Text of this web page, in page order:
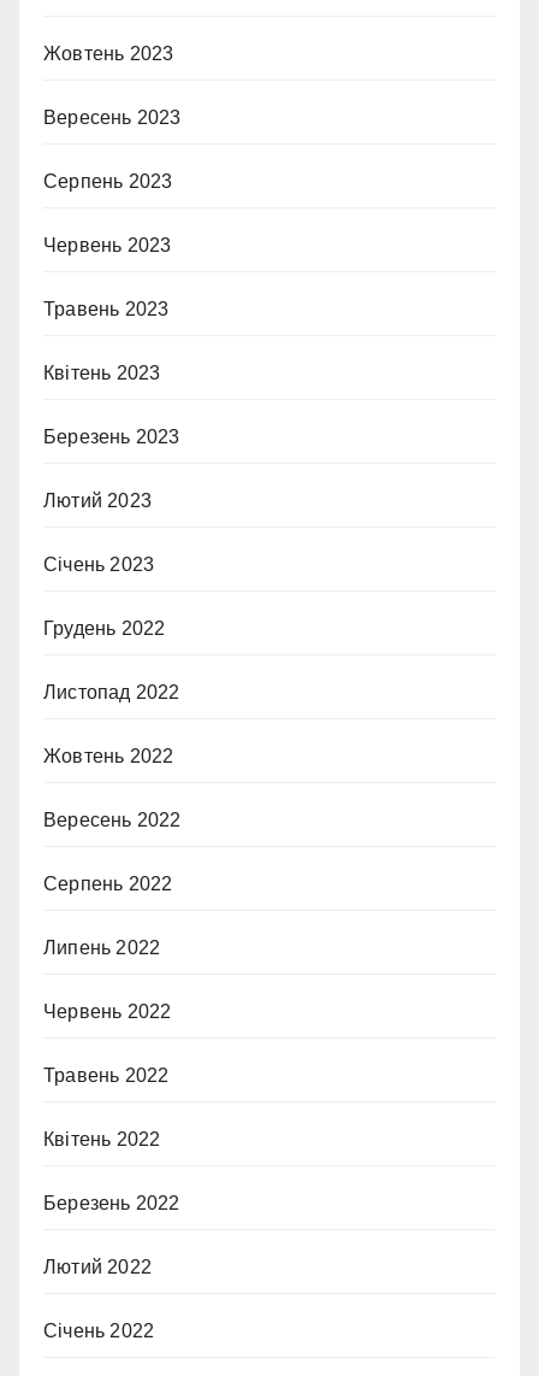
Жовтень 2023
Вересень 2023
Серпень 2023
Червень 2023
Травень 2023
Квітень 2023
Березень 2023
Лютий 2023
Січень 2023
Грудень 2022
Листопад 2022
Жовтень 2022
Вересень 2022
Серпень 2022
Липень 2022
Червень 2022
Травень 2022
Квітень 2022
Березень 2022
Лютий 2022
Січень 2022